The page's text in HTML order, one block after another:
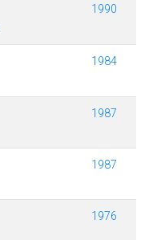
1990
1984
1987
1987
1976